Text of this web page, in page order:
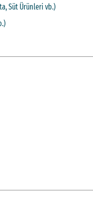
Süt Ürünleri vb.)